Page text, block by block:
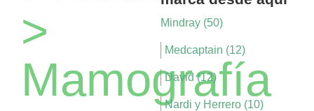
>
Mamografía
Mindray (50)
Medcaptain (12)
David (12)
Nardi y Herrero (10)